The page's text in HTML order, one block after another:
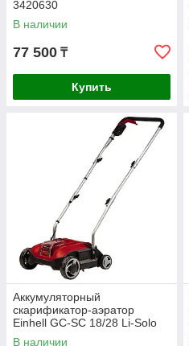
3420630
В наличии
77 500 ₸
Купить
Аккумуляторный
скарификатор-аэратор
Einhell GC-SC 18/28 Li-Solo
3420604
В наличии